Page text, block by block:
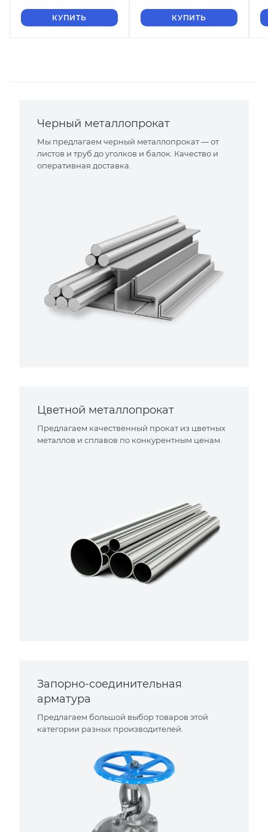
КУПИТЬ КУПИТЬ
Черный металлопрокат
Мы предлагаем черный металлопрокат — от
листов и труб до уголков и балок. Качество и
оперативная доставка.
Цветной металлопрокат
Предлагаем качественный прокат из цветных
металлов и сплавов по конкурентным ценам.
Запорно-соединительная
арматура
Предлагаем большой выбор товаров этой
категории разных производителей.